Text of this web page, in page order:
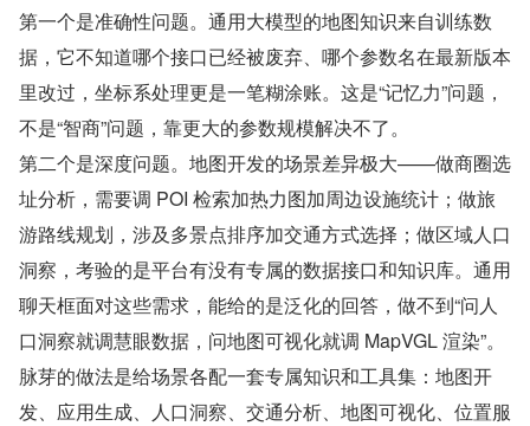
第一个是准确性问题。通用大模型的地图知识来自训练数
据，它不知道哪个接口已经被废弃、哪个参数名在最新版本
里改过，坐标系处理更是一笔糊涂账。这是“记忆力”问题，
不是“智商”问题，靠更大的参数规模解决不了。
第二个是深度问题。地图开发的场景差异极大——做商圈选
址分析，需要调 POI 检索加热力图加周边设施统计；做旅
游路线规划，涉及多景点排序加交通方式选择；做区域人口
洞察，考验的是平台有没有专属的数据接口和知识库。通用
聊天框面对这些需求，能给的是泛化的回答，做不到“问人
口洞察就调慧眼数据，问地图可视化就调 MapVGL 渲染”。
脉芽的做法是给场景各配一套专属知识和工具集：地图开
发、应用生成、人口洞察、交通分析、地图可视化、位置服